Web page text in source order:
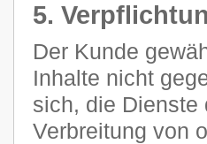
5.
Der Kunde
Inhalte nicht
sich, die Dienste
Verbreitung von